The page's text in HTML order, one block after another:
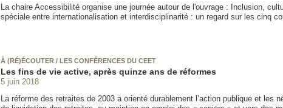
La chaire Accessibilité organise une journée autour de l'ouvrage : Inclusion,
spéciale entre internationalisation et interdisciplinarité : un regard sur les cinq
À (RÉ)ÉCOUTER / LES CONFÉRENCES DU CEET
Les fins de vie active, après quinze ans de réformes
5 juin 2018
La réforme des retraites de 2003 a orienté durablement l’action publique et